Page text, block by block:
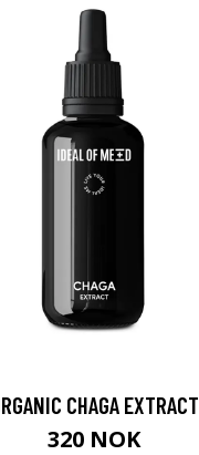
CHAGA EXTRACT
320 NOK